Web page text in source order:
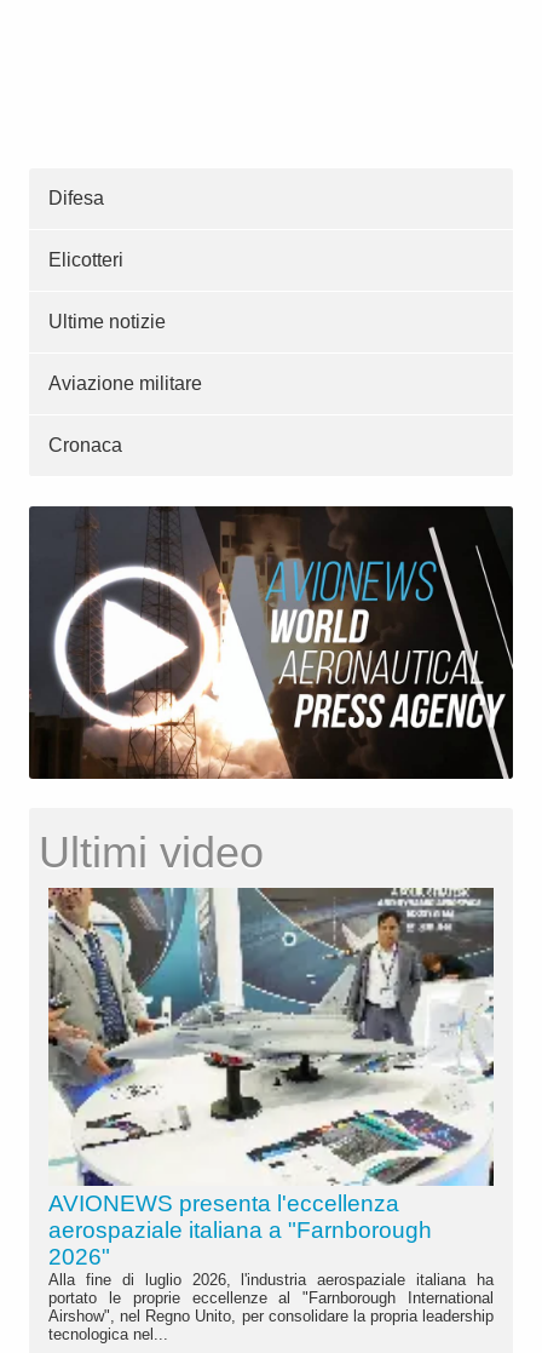
Difesa
Elicotteri
Ultime notizie
Aviazione militare
Cronaca
Ultimi video
AVIONEWS presenta l'eccellenza
aerospaziale italiana a "Farnborough
2026"
Alla fine di luglio 2026, l'industria aerospaziale italiana ha
portato le proprie eccellenze al "Farnborough International
Airshow", nel Regno Unito, per consolidare la propria leadership
tecnologica nel...